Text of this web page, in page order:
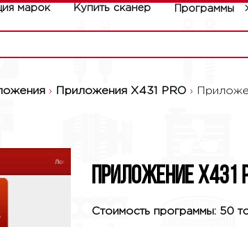
марок Купить сканер Программы
› Приложения X431 PRO ›
Приложение X431
Стоимость программы: 50